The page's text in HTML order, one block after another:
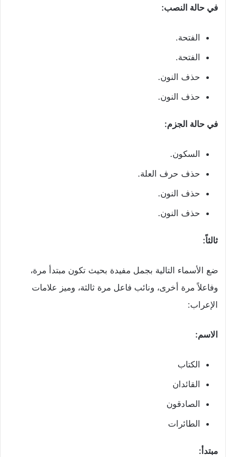
في حالة النصب:
الفتحة.
الفتحة.
حذف النون.
حذف النون.
في حالة الجزم:
السكون.
حذف حرف العلة.
حذف النون.
حذف النون.
ثالثاً:
ضع الأسماء التالية بجمل مفيدة بحيث تكون مبتدأ مرة،
وفاعلاً مرة أخرى، ونائب فاعل مرة ثالثة، وميز علامات
الإعراب:
الاسم:
الكتاب
القائدان
الصادقون
الطائرات
مبتدأ: